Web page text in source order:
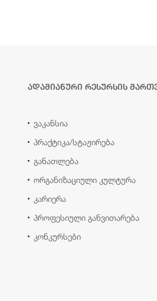
ადამიანური რესურსის
ვაკანსია
პრაქტიკა/სტაჟირება
განათლება
ორგანიზაციული კულტურა
კარიერა
პროფესიული განვითარება
კონკურსები